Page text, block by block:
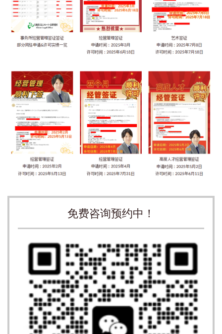
免费咨询预约中！